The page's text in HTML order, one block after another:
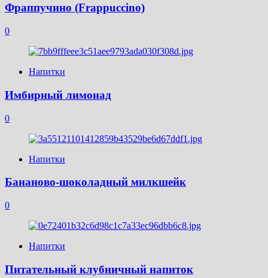
косточками
Фраппучино (Frappuccino)
0
Напитки
Имбирный лимонад
0
Напитки
Бананово-шоколадный милкшейк
0
Напитки
Питательный клубничный напиток